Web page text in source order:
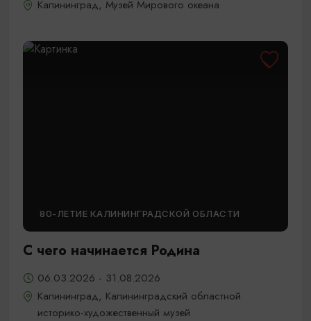
Калининград, Музей Мирового океана
80-ЛЕТИЕ КАЛИНИНГРАДСКОЙ ОБЛАСТИ
С чего начинается Родина
06.03.2026 - 31.08.2026
Калининград, Калининградский областной
историко-художественный музей